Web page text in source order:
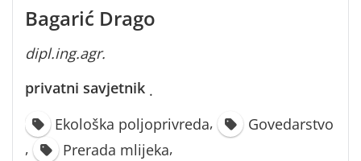
Bagarić Drago
dipl.ing.agr.
privatni savjetnik ·
Ekološka poljoprivreda,
Govedarstvo
,
Prerada mlijeka,